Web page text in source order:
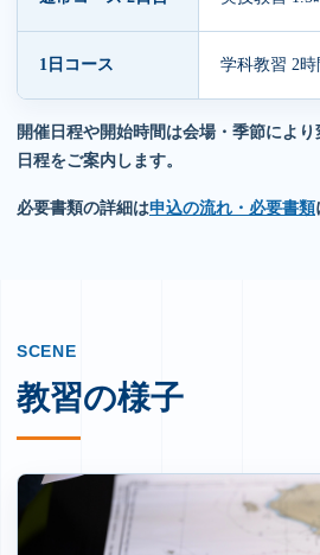
1日コース 学科教習 2時
開催日程や開始時間は会場・季節によ
日程をご案内します。
必要書類の詳細は申込の流れ・必要書類
SCENE
教習の様子